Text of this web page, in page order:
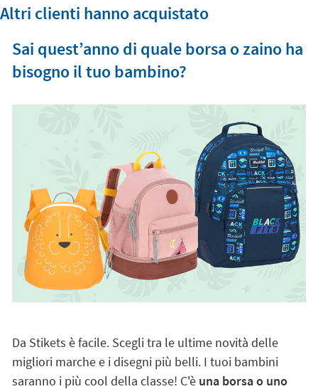
Altri clienti hanno acquistato
Sai quest’anno di quale borsa o zaino ha
bisogno il tuo bambino?
Da Stikets è facile. Scegli tra le ultime novità delle
migliori marche e i disegni più belli. I tuoi bambini
saranno i più cool della classe! C'è una borsa o uno